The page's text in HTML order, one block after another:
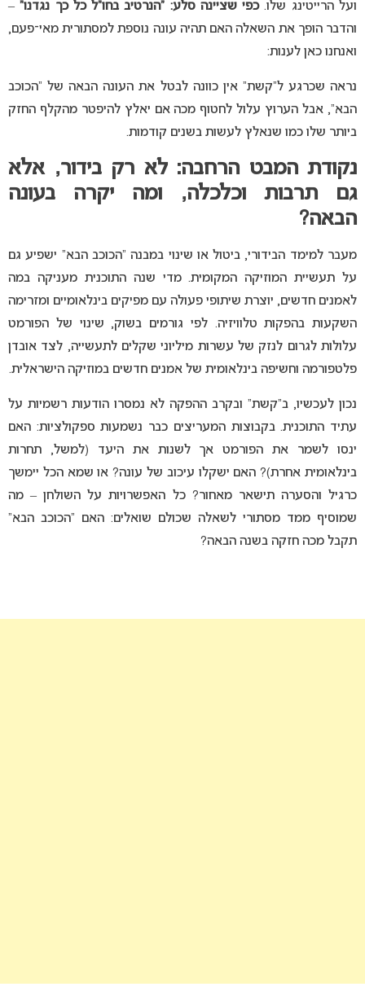
ועל הרייטינג שלו.כפי שציינה סלע: “הנרטיב בחו”ל כל כך נגדנו”–
והדבר הופך את השאלה האם תהיה עונה נוספת למסתורית מאי־פעם,
ואנחנו כאן לענות:
נראה שכרגע ל”קשת” אין כוונה לבטל את העונה הבאה של “הכוכב
הבא”, אבל הערוץ עלול לחטוף מכה אם יאלץ להיפטר מהקלף החזק
ביותר שלו כמו שנאלץ לעשות בשנים קודמות.
נקודת המבט הרחבה: לא רק בידור, אלא
גם תרבות וכלכלה, ומה יקרה בעונה
הבאה?
מעבר למימד הבידורי, ביטול או שינוי במבנה “הכוכב הבא” ישפיע גם
על תעשיית המוזיקה המקומית. מדי שנה התוכנית מעניקה במה
לאמנים חדשים, יוצרת שיתופי פעולה עם מפיקים בינלאומיים ומזרימה
השקעות בהפקות טלוויזיה. לפי גורמים בשוק, שינוי של הפורמט
עלולות לגרום לנזק של עשרות מיליוני שקלים לתעשייה, לצד אובדן
פלטפורמה וחשיפה בינלאומית של אמנים חדשים במוזיקה הישראלית.
נכון לעכשיו, ב”קשת” ובקרב ההפקה לא נמסרו הודעות רשמיות על
עתיד התוכנית. בקבוצות המעריצים כבר נשמעות ספקולציות: האם
ינסו לשמר את הפורמט אך לשנות את היעד (למשל, תחרות
בינלאומית אחרת)? האם ישקלו עיכוב של עונה? או שמא הכל יימשך
כרגיל והסערה תישאר מאחור? כל האפשרויות על השולחן – מה
שמוסיף ממד מסתורי לשאלה שכולם שואלים: האם “הכוכב הבא”
תקבל מכה חזקה בשנה הבאה?